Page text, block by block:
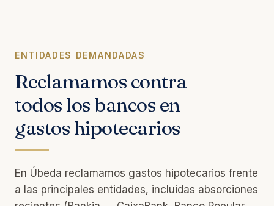
ENTIDADES DEMANDADAS
Reclamamos contra
todos los bancos en
gastos hipotecarios
En Úbeda reclamamos gastos hipotecarios frente
a las principales entidades, incluidas absorciones